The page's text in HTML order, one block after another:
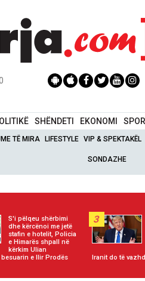
SHËNDETI EKONOMI
TË MIRA LIFESTYLE VIP & SPEKTAKËL
SONDAZHE
S'i pëlqeu shërbimi
dhe kërcënoi me jetë
stafin e hotelit, Policia
e Himarës shpall në
kërkim Ulian
e Ilir Prodës
3
Iranit do të